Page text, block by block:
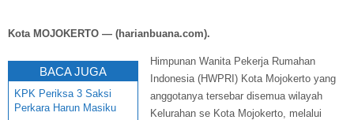
Kota MOJOKERTO — (harianbuana.com).
BACA JUGA
KPK Periksa 3 Saksi
Perkara Harun Masiku
Himpunan Wanita Pekerja Rumahan
Indonesia (HWPRI) Kota Mojokerto yang
anggotanya tersebar disemua wilayah
Kelurahan se Kota Mojokerto, melalui